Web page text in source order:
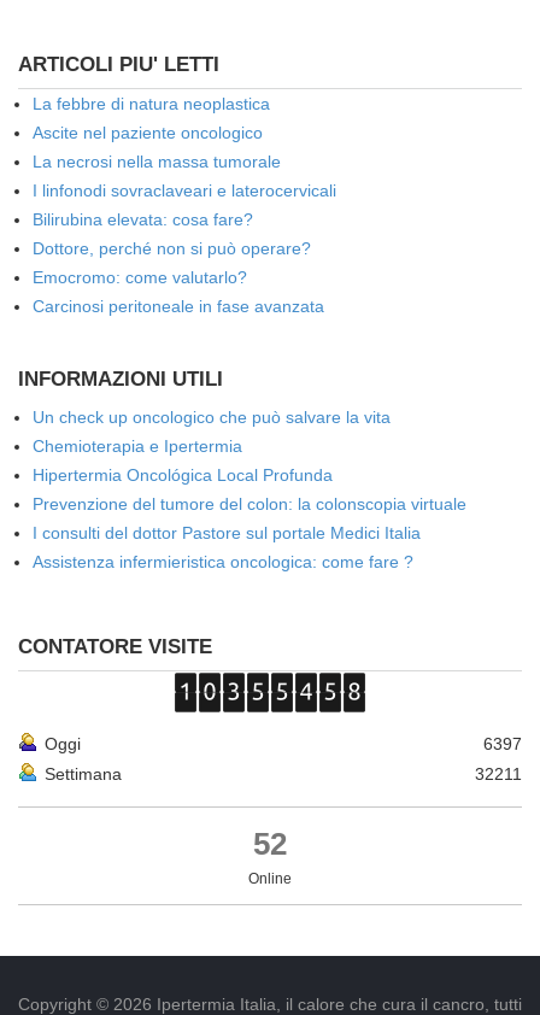
ARTICOLI PIU' LETTI
La febbre di natura neoplastica
Ascite nel paziente oncologico
La necrosi nella massa tumorale
I linfonodi sovraclaveari e laterocervicali
Bilirubina elevata: cosa fare?
Dottore, perché non si può operare?
Emocromo: come valutarlo?
Carcinosi peritoneale in fase avanzata
INFORMAZIONI UTILI
Un check up oncologico che può salvare la vita
Chemioterapia e Ipertermia
Hipertermia Oncológica Local Profunda
Prevenzione del tumore del colon: la colonscopia virtuale
I consulti del dottor Pastore sul portale Medici Italia
Assistenza infermieristica oncologica: come fare ?
CONTATORE VISITE
Oggi
6397
Settimana
32211
52
Online
Copyright © 2026 Ipertermia Italia, il calore che cura il cancro, tutti